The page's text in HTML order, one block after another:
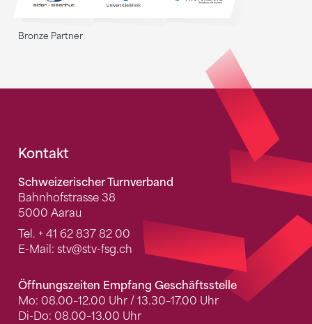
Bronze Partner
Fusszeile
Kontakt
Schweizerischer Turnverband
Bahnhofstrasse 38
5000 Aarau
Tel. + 41 62 837 82 00
E-Mail: stv@stv-fsg.ch
Öffnungszeiten Empfang Geschäftsstelle
Mo: 08.00–12.00 Uhr / 13.30–17.00 Uhr
Di-Do: 08.00–13.00 Uhr